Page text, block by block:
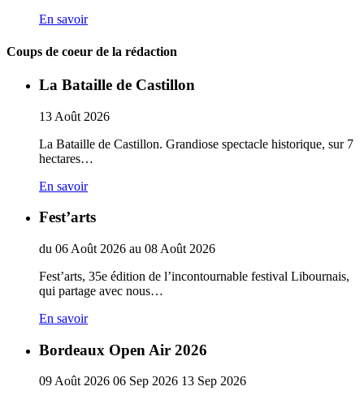
En savoir
Coups de coeur de la rédaction
La Bataille de Castillon
13 Août 2026
La Bataille de Castillon. Grandiose spectacle historique, sur 7
hectares…
En savoir
Fest’arts
du 06 Août 2026 au 08 Août 2026
Fest’arts, 35e édition de l’incontournable festival Libournais,
qui partage avec nous…
En savoir
Bordeaux Open Air 2026
09Août 2026 06 Sep 2026 13 Sep 2026